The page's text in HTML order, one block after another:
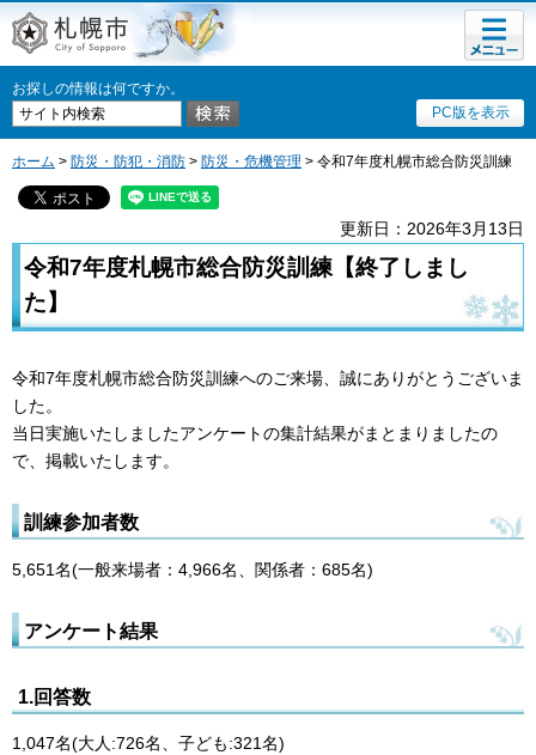
札幌市
お探しの情報は何ですか。
PC版を表示
メニュ
ー
ホーム > 防災・防犯・消防 > 防災・危機管理 > 令和7年度札幌市総合防災訓練
更新日：2026年3月13日
令和7年度札幌市総合防災訓練【終了しまし
た】
令和7年度札幌市総合防災訓練へのご来場、誠にありがとうございま
した。
当日実施いたしましたアンケートの集計結果がまとまりましたの
で、掲載いたします。
訓練参加者数
5,651名(一般来場者：4,966名、関係者：685名)
アンケート結果
1.回答数
1,047名(大人:726名、子ども:321名)